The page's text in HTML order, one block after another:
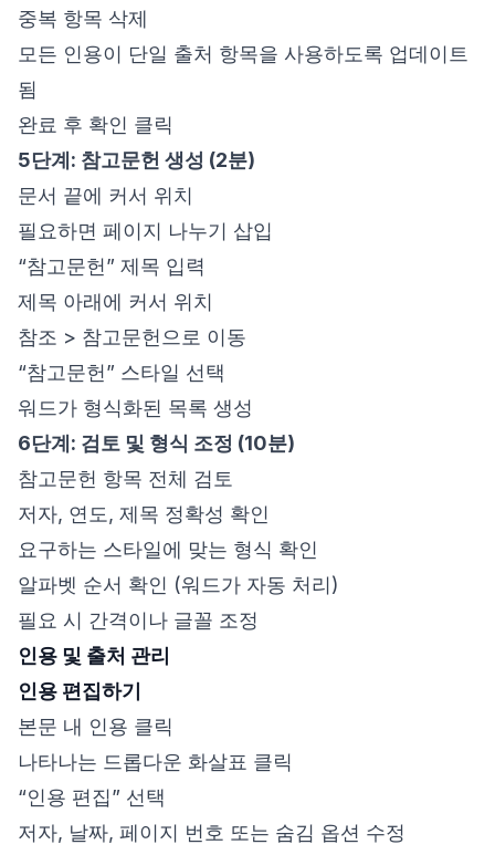
중복 항목 삭제
모든 인용이 단일 출처 항목을 사용하도록 업데이트
됨
완료 후 확인 클릭
5단계: 참고문헌 생성 (2분)
문서 끝에 커서 위치
필요하면 페이지 나누기 삽입
“참고문헌” 제목 입력
제목 아래에 커서 위치
참조 > 참고문헌으로 이동
“참고문헌” 스타일 선택
워드가 형식화된 목록 생성
6단계: 검토 및 형식 조정 (10분)
참고문헌 항목 전체 검토
저자, 연도, 제목 정확성 확인
요구하는 스타일에 맞는 형식 확인
알파벳 순서 확인 (워드가 자동 처리)
필요 시 간격이나 글꼴 조정
인용 및 출처 관리
인용 편집하기
본문 내 인용 클릭
나타나는 드롭다운 화살표 클릭
“인용 편집” 선택
저자, 날짜, 페이지 번호 또는 숨김 옵션 수정